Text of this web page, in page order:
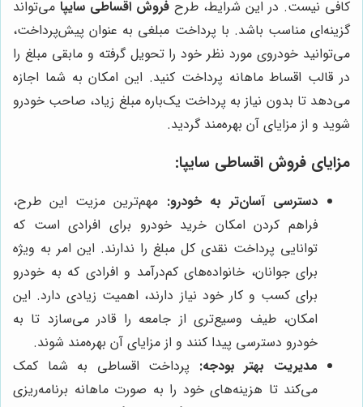
کافی نیست. در این شرایط، طرح فروش اقساطی سایپا می‌تواند
گزینه‌ای مناسب باشد. با پرداخت مبلغی به عنوان پیش‌پرداخت،
می‌توانید خودروی مورد نظر خود را تحویل گرفته و مابقی مبلغ را
در قالب اقساط ماهانه پرداخت کنید. این امکان به شما اجازه
می‌دهد تا بدون نیاز به پرداخت یک‌باره مبلغ زیاد، صاحب خودرو
شوید و از مزایای آن بهره‌مند گردید.
مزایای فروش اقساطی سایپا:
دسترسی آسان‌تر به خودرو: مهم‌ترین مزیت این طرح،
فراهم کردن امکان خرید خودرو برای افرادی است که
توانایی پرداخت نقدی کل مبلغ را ندارند. این امر به ویژه
برای جوانان، خانواده‌های کم‌درآمد و افرادی که به خودرو
برای کسب و کار خود نیاز دارند، اهمیت زیادی دارد. این
امکان، طیف وسیع‌تری از جامعه را قادر می‌سازد تا به
خودرو دسترسی پیدا کنند و از مزایای آن بهره‌مند شوند.
مدیریت بهتر بودجه: پرداخت اقساطی به شما کمک
می‌کند تا هزینه‌های خود را به صورت ماهانه برنامه‌ریزی